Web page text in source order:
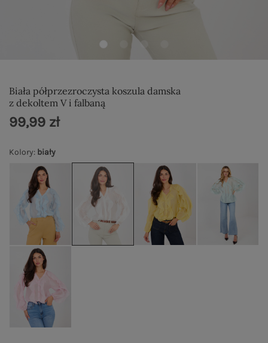
Biała półprzezroczysta koszula damska
z dekoltem V i falbaną
Kolory: biały
99,99 zł